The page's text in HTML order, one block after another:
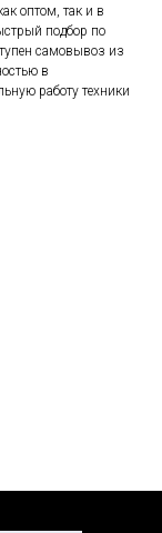
оптом, так и в
подбор по
самовывоз из
в
работу техники